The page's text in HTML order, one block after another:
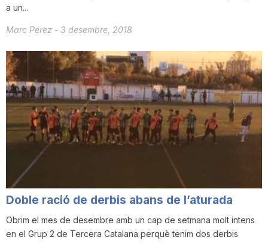
a un...
Marc Pérez - 3 desembre, 2018
Doble ració de derbis abans de l’aturada
Obrim el mes de desembre amb un cap de setmana molt intens
en el Grup 2 de Tercera Catalana perquè tenim dos derbis